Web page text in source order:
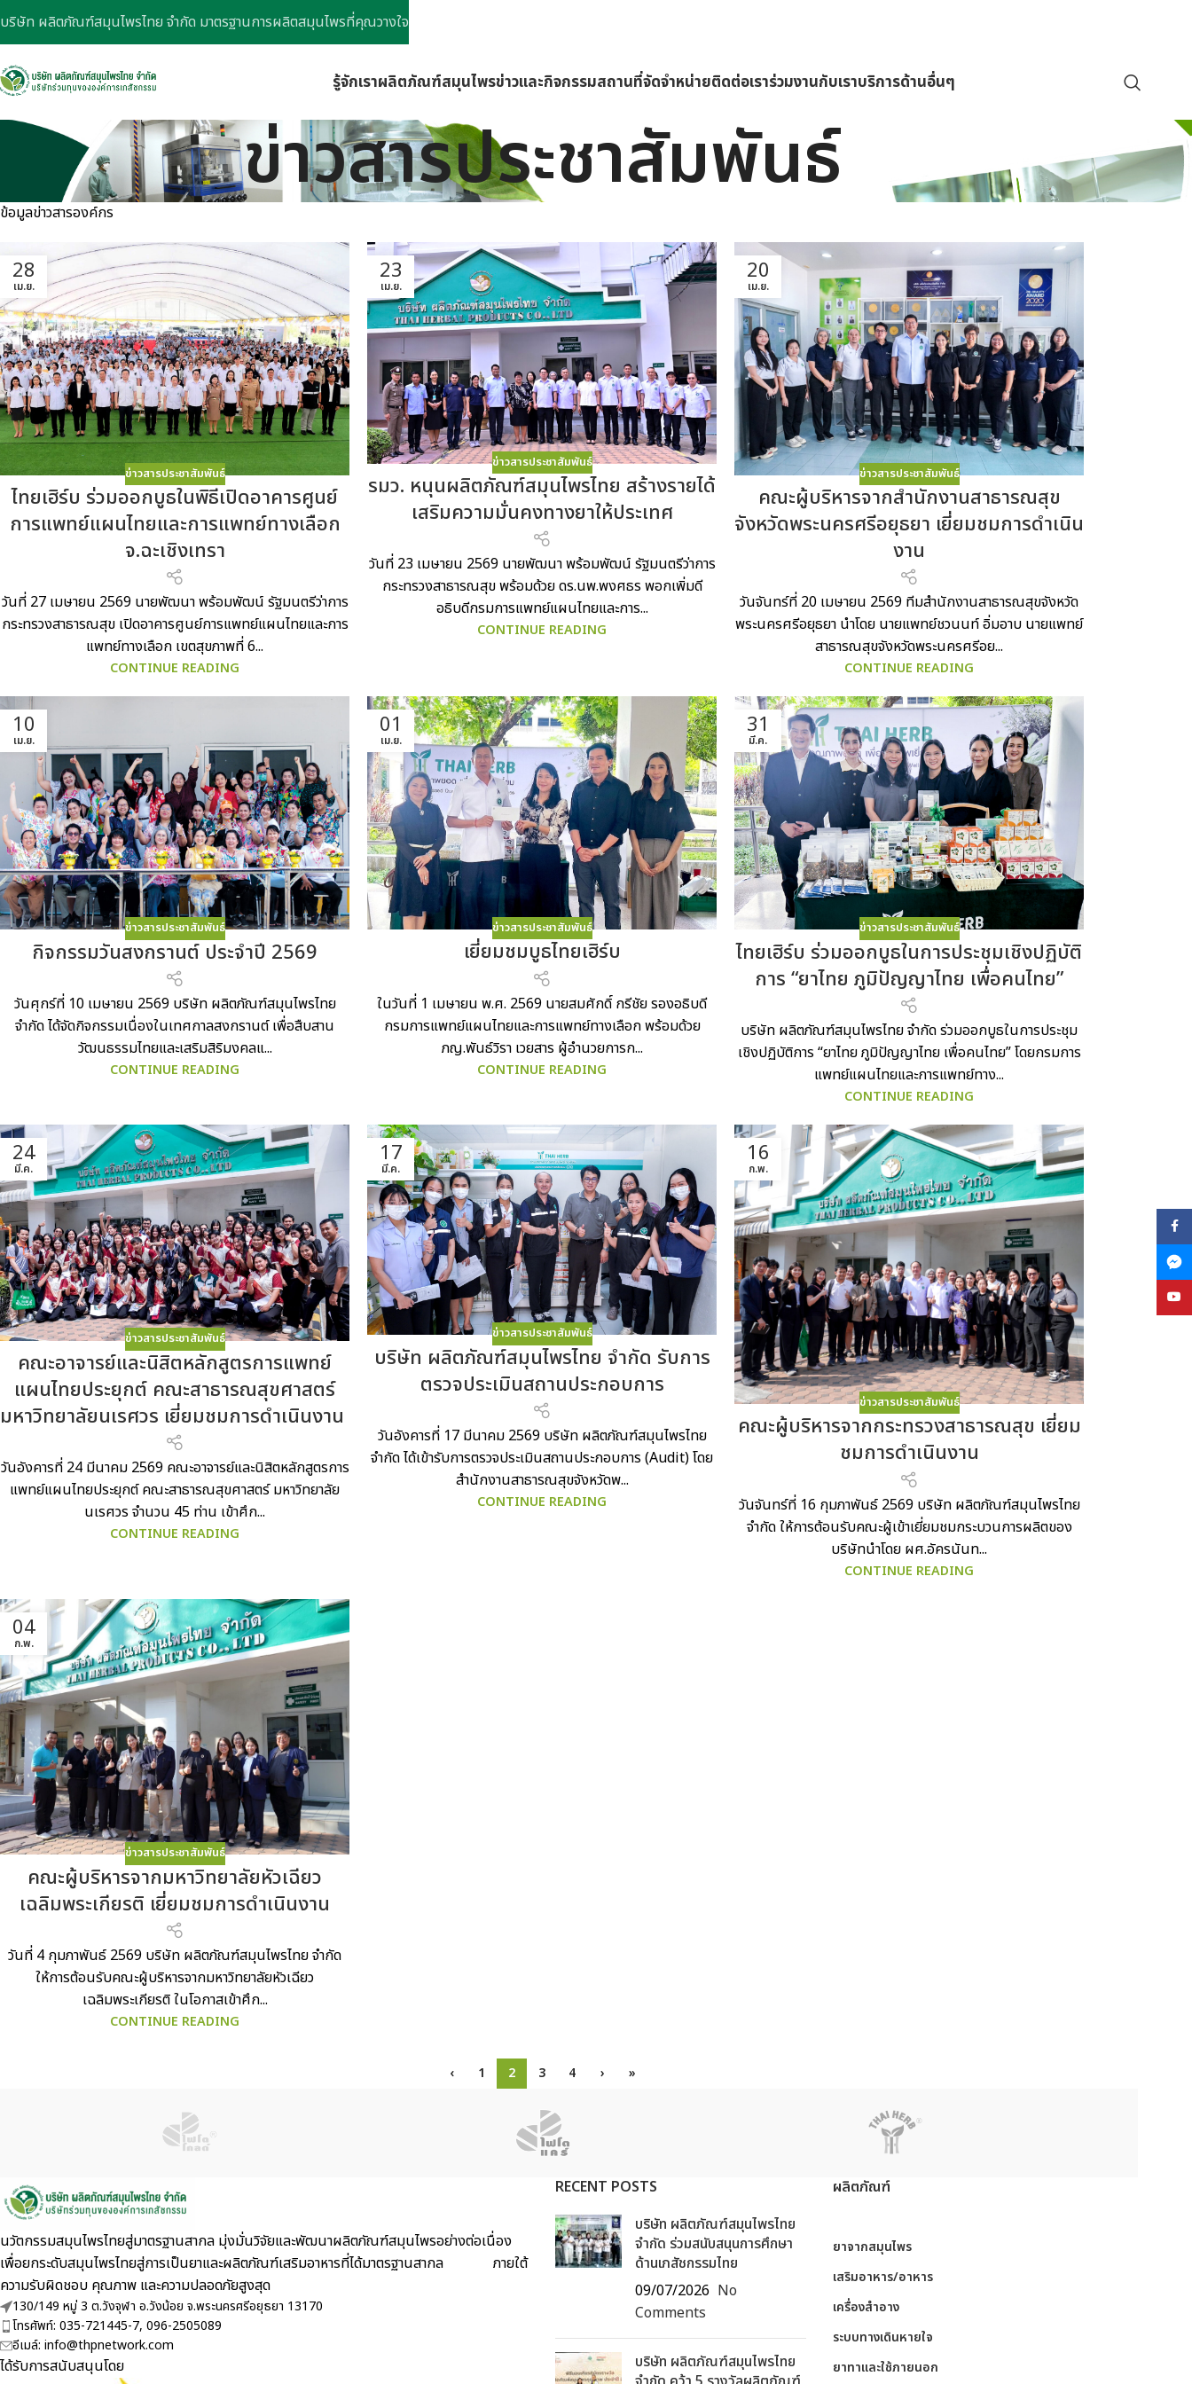
รู้จักเราผลิตภัณฑ์สมุนไพรข่าวและกิจกรรมสถานที่จัดจำหน่ายติดต่อเราร่วมงานกับเราบริการด้านอื่นๆ
ข่าวสารประชาสัมพันธ์
ข้อมูลข่าวสารองค์กร
28
เม.ย.
ข่าวสารประชาสัมพันธ์
ไทยเฮิร์บ ร่วมออกบูธในพิธีเปิดอาคารศูนย์
การแพทย์แผนไทยและการแพทย์ทางเลือก
จ.ฉะเชิงเทรา
วันที่ 27 เมษายน 2569 นายพัฒนา พร้อมพัฒน์ รัฐมนตรีว่าการ
กระทรวงสาธารณสุข เปิดอาคารศูนย์การแพทย์แผนไทยและการ
แพทย์ทางเลือก เขตสุขภาพที่ 6...
CONTINUE READING
23
เม.ย.
ข่าวสารประชาสัมพันธ์
รมว. หนุนผลิตภัณฑ์สมุนไพรไทย สร้างรายได้
เสริมความมั่นคงทางยาให้ประเทศ
วันที่ 23 เมษายน 2569 นายพัฒนา พร้อมพัฒน์ รัฐมนตรีว่าการ
กระทรวงสาธารณสุข พร้อมด้วย ดร.นพ.พงศธร พอกเพิ่มดี
อธิบดีกรมการแพทย์แผนไทยและการ...
CONTINUE READING
20
เม.ย.
ข่าวสารประชาสัมพันธ์
คณะผู้บริหารจากสำนักงานสาธารณสุข
จังหวัดพระนครศรีอยุธยา เยี่ยมชมการดำเนิน
งาน
วันจันทร์ที่ 20 เมษายน 2569 ทีมสำนักงานสาธารณสุขจังหวัด
พระนครศรีอยุธยา นำโดย นายแพทย์ชวนนท์ อิ่มอาบ นายแพทย์
สาธารณสุขจังหวัดพระนครศรีอย...
CONTINUE READING
10
เม.ย.
ข่าวสารประชาสัมพันธ์
กิจกรรมวันสงกรานต์ ประจำปี 2569
วันศุกร์ที่ 10 เมษายน 2569 บริษัท ผลิตภัณฑ์สมุนไพรไทย
จำกัด ได้จัดกิจกรรมเนื่องในเทศกาลสงกรานต์ เพื่อสืบสาน
วัฒนธรรมไทยและเสริมสิริมงคลแ...
CONTINUE READING
01
เม.ย.
ข่าวสารประชาสัมพันธ์
เยี่ยมชมบูธไทยเฮิร์บ
ในวันที่ 1 เมษายน พ.ศ. 2569 นายสมศักดิ์ กรีชัย รองอธิบดี
กรมการแพทย์แผนไทยและการแพทย์ทางเลือก พร้อมด้วย
ภญ.พันธ์วิรา เวยสาร ผู้อำนวยการก...
CONTINUE READING
31
มี.ค.
ข่าวสารประชาสัมพันธ์
ไทยเฮิร์บ ร่วมออกบูธในการประชุมเชิงปฏิบัติ
การ “ยาไทย ภูมิปัญญาไทย เพื่อคนไทย”
บริษัท ผลิตภัณฑ์สมุนไพรไทย จำกัด ร่วมออกบูธในการประชุม
เชิงปฏิบัติการ “ยาไทย ภูมิปัญญาไทย เพื่อคนไทย” โดยกรมการ
แพทย์แผนไทยและการแพทย์ทาง...
CONTINUE READING
24
มี.ค.
ข่าวสารประชาสัมพันธ์
คณะอาจารย์และนิสิตหลักสูตรการแพทย์
แผนไทยประยุกต์ คณะสาธารณสุขศาสตร์
มหาวิทยาลัยนเรศวร เยี่ยมชมการดำเนินงาน
วันอังคารที่ 24 มีนาคม 2569 คณะอาจารย์และนิสิตหลักสูตรการ
แพทย์แผนไทยประยุกต์ คณะสาธารณสุขศาสตร์ มหาวิทยาลัย
นเรศวร จำนวน 45 ท่าน เข้าศึก...
CONTINUE READING
17
มี.ค.
ข่าวสารประชาสัมพันธ์
บริษัท ผลิตภัณฑ์สมุนไพรไทย จำกัด รับการ
ตรวจประเมินสถานประกอบการ
วันอังคารที่ 17 มีนาคม 2569 บริษัท ผลิตภัณฑ์สมุนไพรไทย
จำกัด ได้เข้ารับการตรวจประเมินสถานประกอบการ (Audit) โดย
สำนักงานสาธารณสุขจังหวัดพ...
CONTINUE READING
16
ก.พ.
ข่าวสารประชาสัมพันธ์
คณะผู้บริหารจากกระทรวงสาธารณสุข เยี่ยม
ชมการดำเนินงาน
วันจันทร์ที่ 16 กุมภาพันธ์ 2569 บริษัท ผลิตภัณฑ์สมุนไพรไทย
จำกัด ให้การต้อนรับคณะผู้เข้าเยี่ยมชมกระบวนการผลิตของ
บริษัทนำโดย ผศ.อัครนันท...
CONTINUE READING
04
ก.พ.
ข่าวสารประชาสัมพันธ์
คณะผู้บริหารจากมหาวิทยาลัยหัวเฉียว
เฉลิมพระเกียรติ เยี่ยมชมการดำเนินงาน
วันที่ 4 กุมภาพันธ์ 2569 บริษัท ผลิตภัณฑ์สมุนไพรไทย จำกัด
ให้การต้อนรับคณะผู้บริหารจากมหาวิทยาลัยหัวเฉียว
เฉลิมพระเกียรติ ในโอกาสเข้าศึก...
CONTINUE READING
‹ 1 2 3 4 › »
นวัตกรรมสมุนไพรไทยสู่มาตรฐานสากล มุ่งมั่นวิจัยและพัฒนาผลิตภัณฑ์สมุนไพรอย่างต่อเนื่อง
เพื่อยกระดับสมุนไพรไทยสู่การเป็นยาและผลิตภัณฑ์เสริมอาหารที่ได้มาตรฐานสากล ภายใต้
ความรับผิดชอบ คุณภาพ และความปลอดภัยสูงสุด
130/149 หมู่ 3 ต.วังจุฬา อ.วังน้อย จ.พระนครศรีอยุธยา 13170
โทรศัพท์: 035-721445-7, 096-2505089
อีเมล์: info@thpnetwork.com
ได้รับการสนับสนุนโดย
RECENT POSTS
บริษัท ผลิตภัณฑ์สมุนไพรไทย
จำกัด ร่วมสนับสนุนการศึกษา
ด้านเภสัชกรรมไทย
09/07/2026 No
Comments
บริษัท ผลิตภัณฑ์สมุนไพรไทย
ผลิตภัณฑ์
ยาจากสมุนไพร
เสริมอาหาร/อาหาร
เครื่องสำอาง
ระบบทางเดินหายใจ
ยาทาและใช้ภายนอก
บริษัท ผลิตภัณฑ์สมุนไพรไทย จำกัด มาตรฐานการผลิตสมุนไพรที่คุณวางใจ